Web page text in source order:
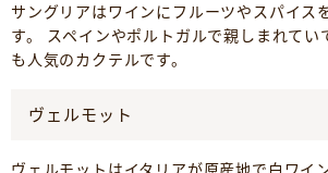
サングリアはワインにフルーツやスパイス
す。 スペインやポルトガルで親しまれてい
も人気のカクテルです。
ヴェルモット